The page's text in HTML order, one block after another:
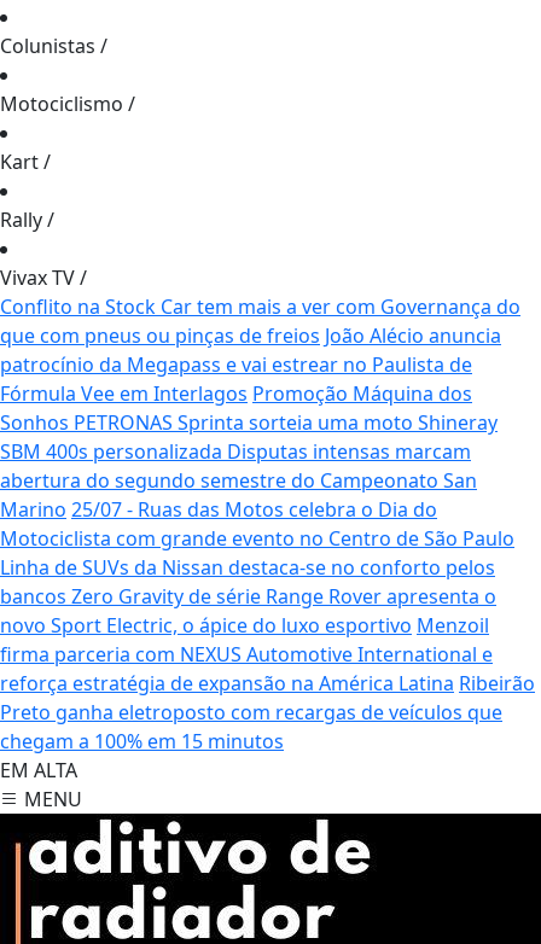
Colunistas /
Motociclismo /
Kart/
Rally/
Vivax TV/
Conflito na Stock Car tem mais a ver com Governança do
que com pneus ou pinças de freios João Alécio anuncia
patrocínio da Megapass e vai estrear no Paulista de
Fórmula Vee em Interlagos Promoção Máquina dos
Sonhos PETRONAS Sprinta sorteia uma moto Shineray
SBM 400s personalizada Disputas intensas marcam
abertura do segundo semestre do Campeonato San
Marino 25/07 - Ruas das Motos celebra o Dia do
Motociclista com grande evento no Centro de São Paulo
Linha de SUVs da Nissan destaca-se no conforto pelos
bancos Zero Gravity de série Range Rover apresenta o
novo Sport Electric, o ápice do luxo esportivo Menzoil
firma parceria com NEXUS Automotive International e
reforça estratégia de expansão na América Latina Ribeirão
Preto ganha eletroposto com recargas de veículos que
chegam a 100% em 15 minutos
EM ALTA
MENU